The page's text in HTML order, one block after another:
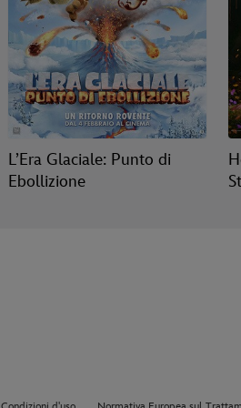
L’Era Glaciale: Punto di
Ebollizione